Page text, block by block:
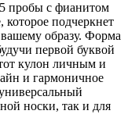
пробы с фианитом
подчеркнет
образу. Форма
первой буквой
кулон личным и
и гармоничное
носки, так и для